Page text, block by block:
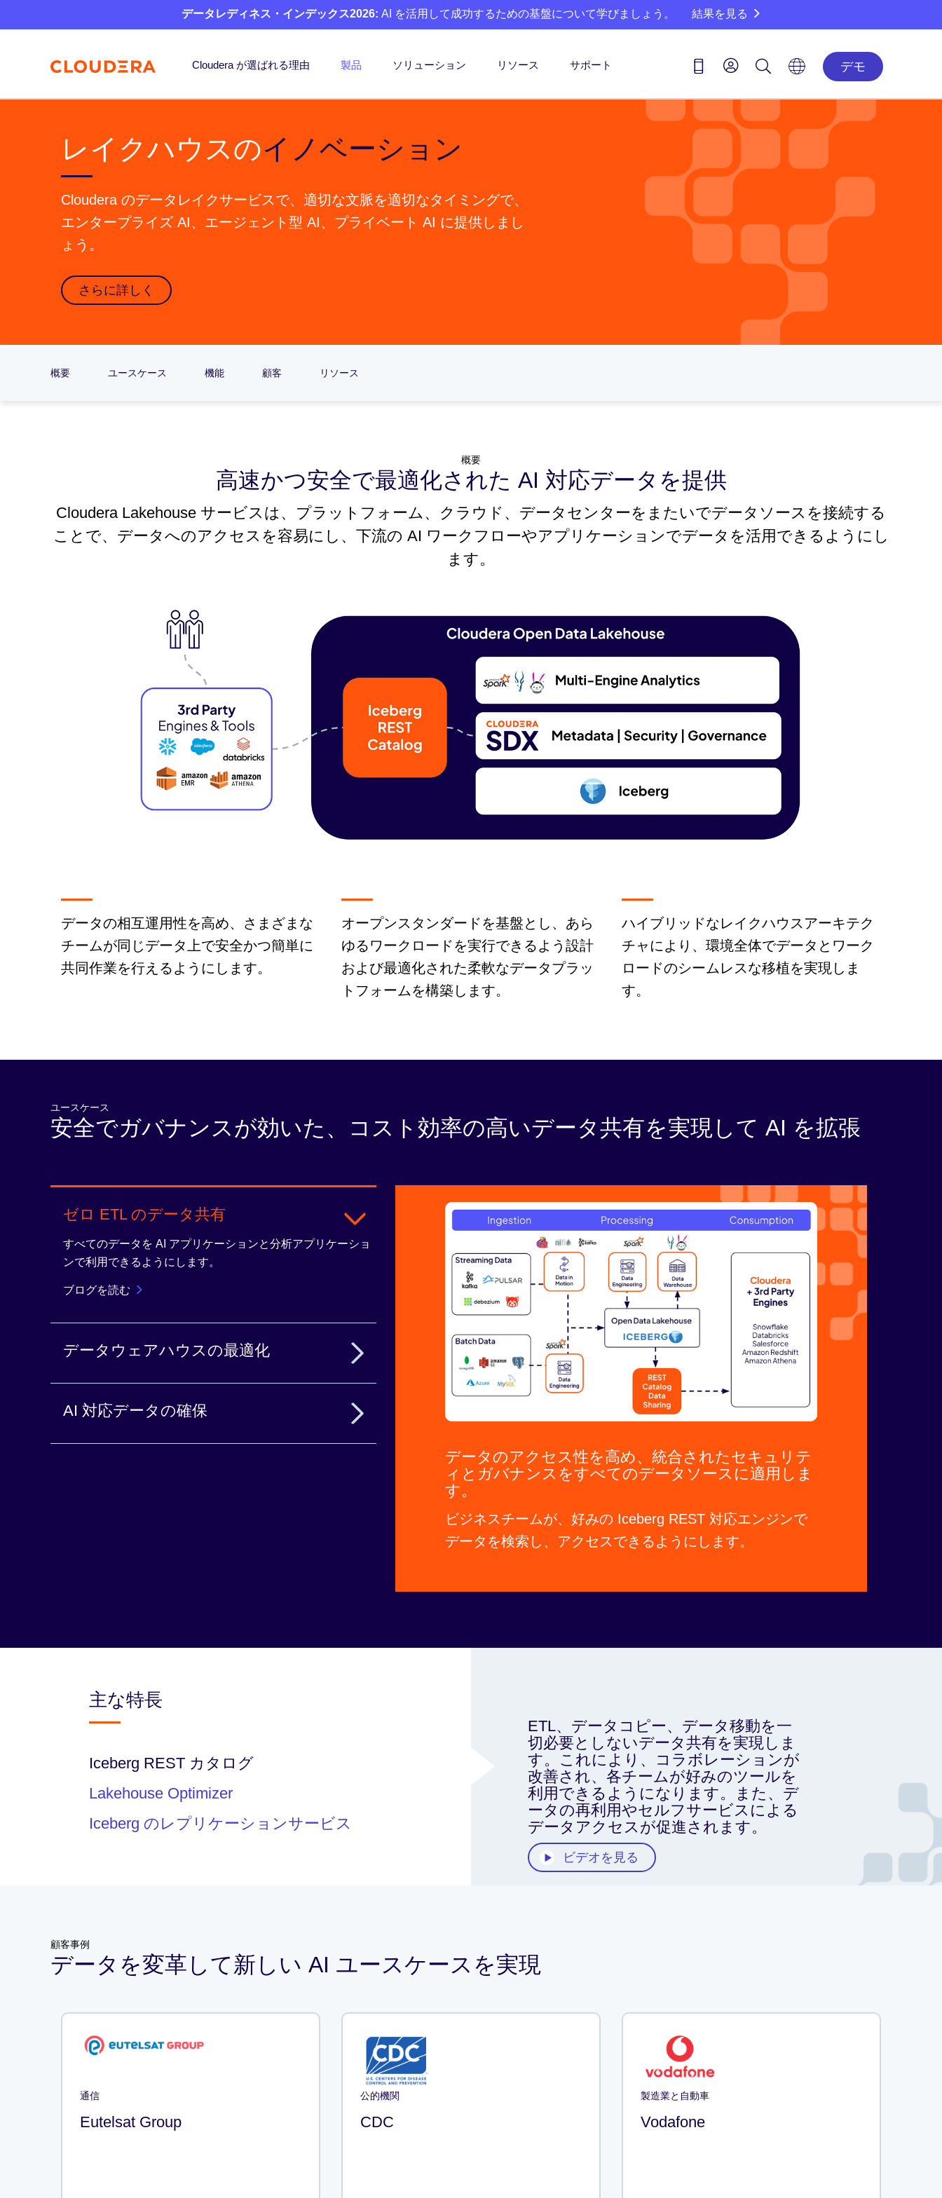
データレディネス・インデックス2026: AI を活用して成功するための基盤について学びましょう。 結果を見る
Cloudera が選ばれる理由 製品 ソリューション リソース サポート デモ
レイクハウスのイノベーション
Cloudera のデータレイクサービスで、適切な文脈を適切なタイミングで、
エンタープライズ AI、エージェント型 AI、プライベート AI に提供しまし
ょう。
さらに詳しく
概要 ユースケース 機能 顧客 リソース
概要
高速かつ安全で最適化された AI 対応データを提供
Cloudera Lakehouse サービスは、プラットフォーム、クラウド、データセンターをまたいでデータソースを接続する
ことで、データへのアクセスを容易にし、下流の AI ワークフローやアプリケーションでデータを活用できるようにし
ます。
データの相互運用性を高め、さまざまな
チームが同じデータ上で安全かつ簡単に
共同作業を行えるようにします。
オープンスタンダードを基盤とし、あら
ゆるワークロードを実行できるよう設計
および最適化された柔軟なデータプラッ
トフォームを構築します。
ハイブリッドなレイクハウスアーキテク
チャにより、環境全体でデータとワーク
ロードのシームレスな移植を実現しま
す。
ユースケース
安全でガバナンスが効いた、コスト効率の高いデータ共有を実現して AI を拡張
ゼロ ETL のデータ共有
すべてのデータを AI アプリケーションと分析アプリケーショ
ンで利用できるようにします。
ブログを読む
データウェアハウスの最適化
び最適化して実行します。
AI 対応データの確保
データのアクセス性を高め、統合されたセキュリテ
ィとガバナンスをすべてのデータソースに適用しま
す。
ビジネスチームが、好みの Iceberg REST 対応エンジンで
データを検索し、アクセスできるようにします。
主な特長
Iceberg REST カタログ
Lakehouse Optimizer
Iceberg のレプリケーションサービス
ETL、データコピー、データ移動を一
切必要としないデータ共有を実現しま
す。これにより、コラボレーションが
改善され、各チームが好みのツールを
利用できるようになります。また、デ
ータの再利用やセルフサービスによる
データアクセスが促進されます。
ビデオを見る
顧客事例
データを変革して新しい AI ユースケースを実現
通信
Eutelsat Group
公的機関
CDC
製造業と自動車
Vodafone